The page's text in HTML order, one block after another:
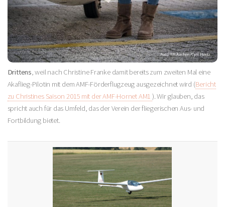
Drittens, weil nach Christine Franke damit bereits zum zweiten Mal eine
Akaflieg-Pilotin mit dem AMF-Förderflugzeug ausgezeichnet wird (Bericht
zu Christines Saison 2015 mit der AMF-Hornet AM1 ). Wir glauben, das
spricht auch für das Umfeld, das der Verein der fliegerischen Aus- und
Fortbildung bietet.